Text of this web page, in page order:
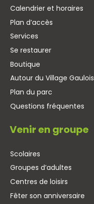
Calendrier et horaires
Plan d’accès
Services
Se restaurer
Boutique
Autour du Village Gaulois
Plan du parc
Questions fréquentes
Venir en groupe
Scolaires
Groupes d’adultes
Centres de loisirs
Fêter son anniversaire